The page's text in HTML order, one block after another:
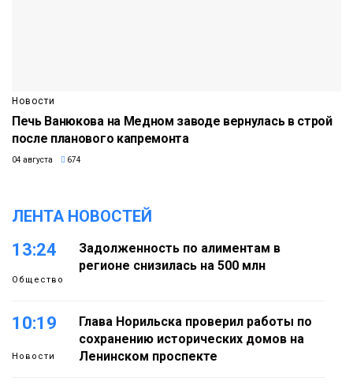
Новости
Печь Ванюкова на Медном заводе вернулась в строй
после планового капремонта
04 августа 674
ЛЕНТА НОВОСТЕЙ
13:24
Общество
Задолженность по алиментам в
регионе снизилась на 500 млн
10:19
Новости
Глава Норильска проверил работы по
сохранению исторических домов на
Ленинском проспекте